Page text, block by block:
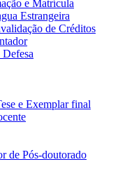
e Matrícula
Estrangeira
de Créditos
e Exemplar final
de Pós-doutorado